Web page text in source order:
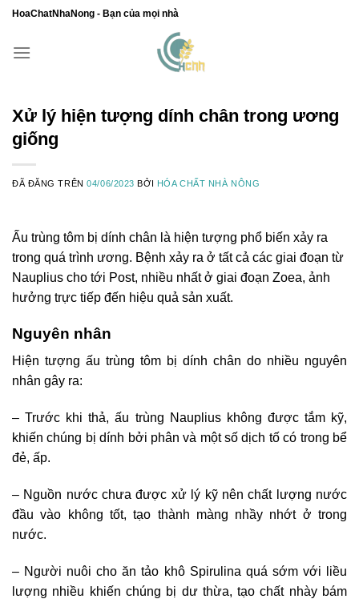
Chuyển
nội
HoaChatNhaNong - Bạn của mọi nhà
Xử lý hiện tượng dính chân trong ương
giống
ĐÃ ĐĂNG TRÊN04/06/2023 BỞI HÓA CHẤT NHÀ NÔNG
Ấu trùng tôm bị dính chân là hiện tượng phổ biến xảy ra
trong quá trình ương. Bệnh xảy ra ở tất cả các giai đoạn từ
Nauplius cho tới Post, nhiều nhất ở giai đoạn Zoea, ảnh
hưởng trực tiếp đến hiệu quả sản xuất.
Nguyên nhân
Hiện tượng ấu trùng tôm bị dính chân do nhiều nguyên
nhân gây ra:
– Trước khi thả, ấu trùng Nauplius không được tắm kỹ,
khiến chúng bị dính bởi phân và một số dịch tố có trong bể
đẻ, ấp.
– Nguồn nước chưa được xử lý kỹ nên chất lượng nước
đầu vào không tốt, tạo thành màng nhầy nhớt ở trong
nước.
– Người nuôi cho ăn tảo khô Spirulina quá sớm với liều
lượng nhiều khiến chúng bị dư thừa, tạo chất nhày bám